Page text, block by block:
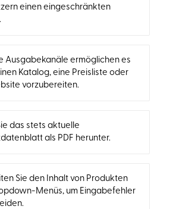
einen eingeschränkten
Ausgabekanäle ermöglichen es
Katalog, eine Preisliste oder
vorzubereiten.
das stets aktuelle
als PDF herunter.
Sie den Inhalt von Produkten
Menüs, um Eingabefehler